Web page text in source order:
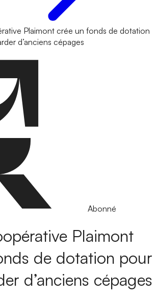
Plaimont crée un fonds de dotation
d’anciens cépages
Abonné
Plaimont
de dotation pour
d’anciens cépages